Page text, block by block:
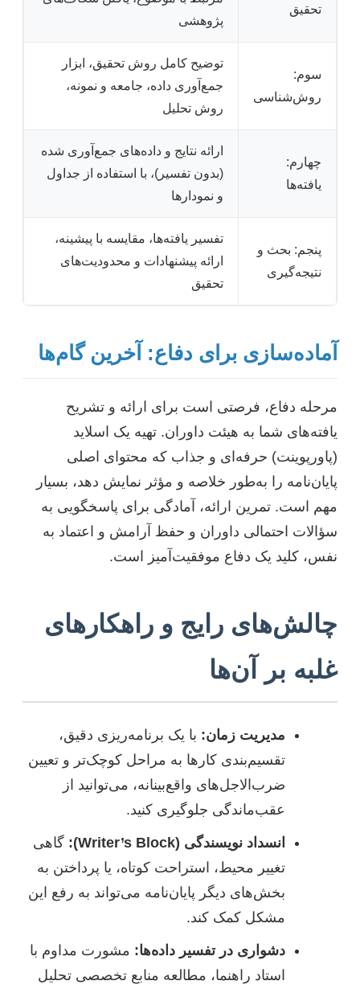
تحقیق
پژوهشی
سوم:
روش‌شناسی
توضیح کامل روش تحقیق، ابزار
جمع‌آوری داده، جامعه و نمونه،
روش تحلیل
چهارم:
یافته‌ها
ارائه نتایج و داده‌های جمع‌آوری شده
(بدون تفسیر)، با استفاده از جداول
و نمودارها
پنجم: بحث و
نتیجه‌گیری
تفسیر یافته‌ها، مقایسه با پیشینه،
ارائه پیشنهادات و محدودیت‌های
تحقیق
آماده‌سازی برای دفاع: آخرین گام‌ها
مرحله دفاع، فرصتی است برای ارائه و تشریح
یافته‌های شما به هیئت داوران. تهیه یک اسلاید
(پاورپوینت) حرفه‌ای و جذاب که محتوای اصلی
پایان‌نامه را به‌طور خلاصه و مؤثر نمایش دهد، بسیار
مهم است. تمرین ارائه، آمادگی برای پاسخگویی به
سؤالات احتمالی داوران و حفظ آرامش و اعتماد به
نفس، کلید یک دفاع موفقیت‌آمیز است.
چالش‌های رایج و راهکارهای
غلبه بر آن‌ها
مدیریت زمان: با یک برنامه‌ریزی دقیق،
تقسیم‌بندی کارها به مراحل کوچک‌تر و تعیین
ضرب‌الاجل‌های واقع‌بینانه، می‌توانید از
عقب‌ماندگی جلوگیری کنید.
انسداد نویسندگی (Writer’s Block):
گاهی
تغییر محیط، استراحت کوتاه، یا پرداختن به
بخش‌های دیگر پایان‌نامه می‌تواند به رفع این
مشکل کمک کند.
دشواری در تفسیر داده‌ها: مشورت مداوم با
استاد راهنما، مطالعه منابع تخصصی تحلیل